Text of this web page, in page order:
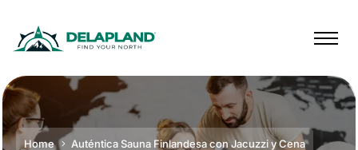
Home Auténtica Sauna Finlandesa con Jacuzzi y Cena